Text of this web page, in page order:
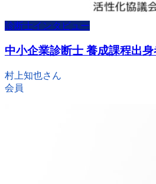
診断士インタビュー
中小企業診断士 養成課程出
村上知也さん
会員